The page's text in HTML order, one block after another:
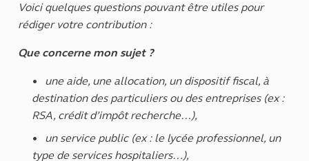
Voici quelques questions pouvant être utiles pour
rédiger votre contribution :
Que concerne mon sujet ?
une aide, une allocation, un dispositif fiscal, à
destination des particuliers ou des entreprises (ex :
RSA, crédit d’impôt recherche…),
un service public (ex : le lycée professionnel, un
type de services hospitaliers…),